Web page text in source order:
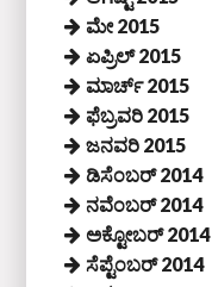
ಮೇ 2015
ಏಪ್ರಿಲ್ 2015
ಮಾರ್ಚ್ 2015
ಫೆಬ್ರವರಿ 2015
ಜನವರಿ 2015
ಡಿಸೆಂಬರ್ 2014
ನವೆಂಬರ್ 2014
ಅಕ್ಟೋಬರ್ 2014
ಸೆಪ್ಟೆಂಬರ್ 2014